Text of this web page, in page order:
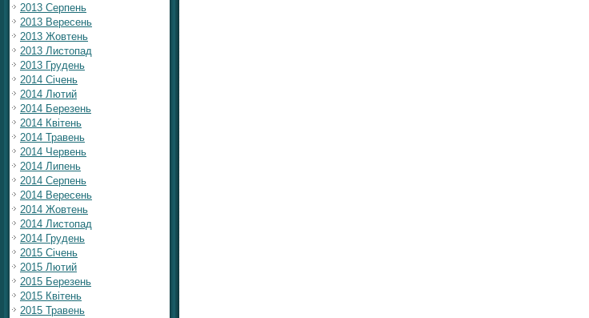
2013 Серпень
2013 Вересень
2013 Жовтень
2013 Листопад
2013 Грудень
2014 Січень
2014 Лютий
2014 Березень
2014 Квітень
2014 Травень
2014 Червень
2014 Липень
2014 Серпень
2014 Вересень
2014 Жовтень
2014 Листопад
2014 Грудень
2015 Січень
2015 Лютий
2015 Березень
2015 Квітень
2015 Травень